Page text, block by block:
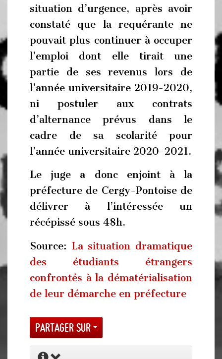
situation d’urgence, après avoir
constaté que la requérante ne
pouvait plus continuer à occuper
l’emploi dont elle tirait une
partie de ses revenus lors de
l’année universitaire 2019-2020,
ni postuler aux contrats
d’alternance prévus dans le
cadre de sa scolarité pour
l’année universitaire 2020-2021.
Le juge a donc enjoint à la
préfecture de Cergy-Pontoise de
délivrer à l’intéressée un
récépissé sous 48h.
Source: La situation dramatique
des étudiants étrangers
confrontés à la dématérialisation
de leur démarche en préfecture
Partager sur